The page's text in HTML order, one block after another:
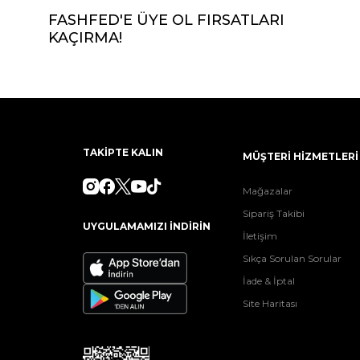
FASHFED'E ÜYE OL FIRSATLARI
KAÇIRMA!
TAKİPTE KALIN
UYGULAMAMIZI İNDİRİN
MÜŞTERİ HİZMETLERİ
Mağazalar
Sipariş Takibi
İletişim
Sıkça Sorulan Sorular
İade & İptal
Site Haritası